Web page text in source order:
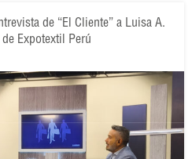
de “El Cliente” a Luisa A.
Expotextil Perú